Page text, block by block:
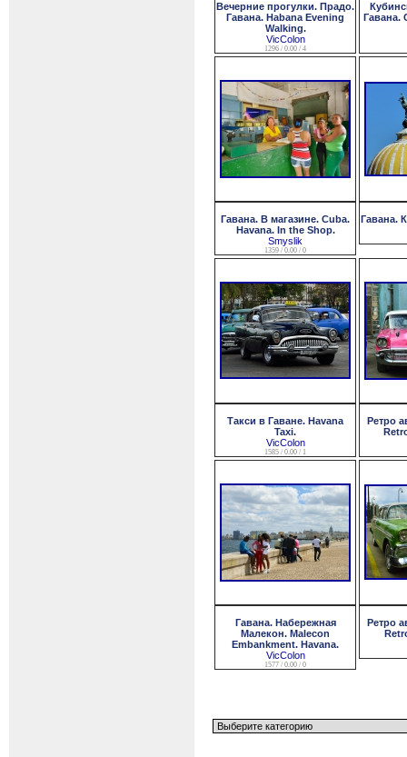
Вечерние прогулки. Прадо.
Гавана. Habana Evening
Walking.
VicColon
1296 / 0.00 / 4
Гавана.
Гавана. В магазине. Cuba.
Havana. In the Shop.
Smyslik
1359 / 0.00 / 0
Гавана.
Такси в Гаване. Havana
Taxi.
VicColon
1585 / 0.00 / 1
Ретро
Гавана. Набережная
Малекон. Malecon
Embankment. Havana.
VicColon
1577 / 0.00 / 0
Ретро